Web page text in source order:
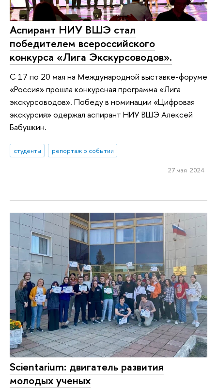
Аспирант НИУ ВШЭ стал
победителем всероссийского
конкурса «Лига Экскурсоводов».
С 17 по 20 мая на Международной выставке-форуме
«Россия» прошла конкурсная программа «Лига
экскурсоводов». Победу в номинации «Цифровая
экскурсия» одержал аспирант НИУ ВШЭ Алексей
Бабушкин.
студенты репортаж о событии
27 мая 2024
Scientarium: двигатель развития
молодых ученых